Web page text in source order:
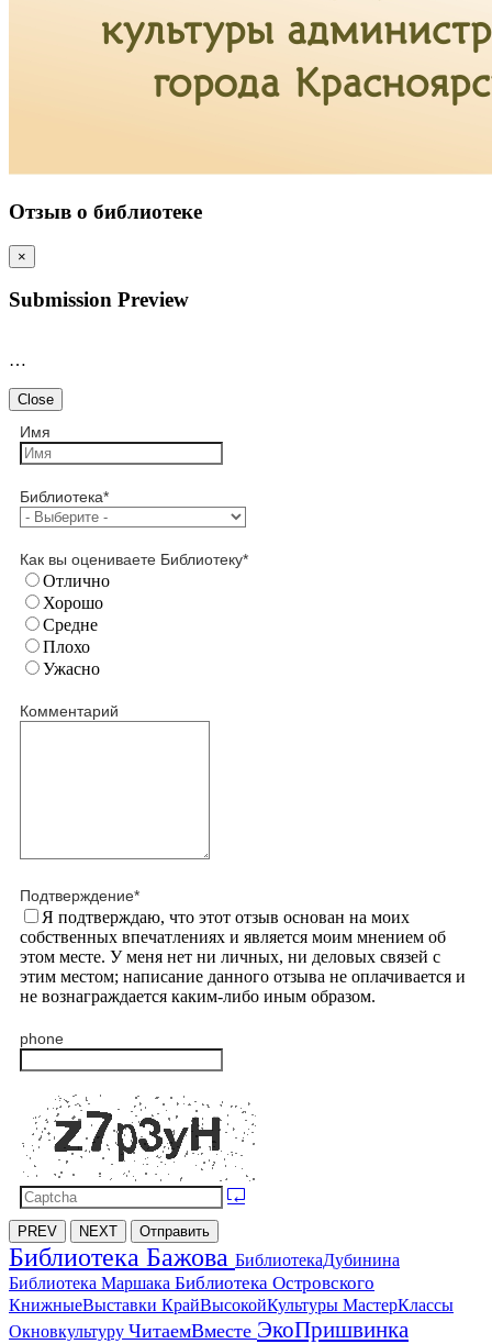
Отзыв о библиотеке
×
Submission Preview
…
Close
Имя
Библиотека*
Как вы оцениваете Библиотеку*
Отлично
Хорошо
Средне
Плохо
Ужасно
Комментарий
Подтверждение*
Я подтверждаю, что этот отзыв основан на моих
собственных впечатлениях и является моим мнением об
этом месте. У меня нет ни личных, ни деловых связей с
этим местом; написание данного отзыва не оплачивается и
не вознаграждается каким-либо иным образом.
phone
PREV NEXT Отправить
Библиотека Бажова БиблиотекаДубинина
Библиотека Маршака Библиотека Островского
КнижныеВыставки КрайВысокойКультуры МастерКлассы
Окновкультуру ЧитаемВместе ЭкоПришвинка